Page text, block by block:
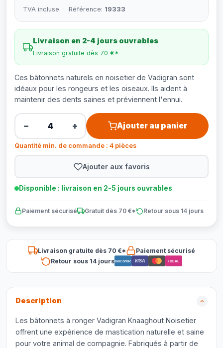
TVA incluse · Référence: 19333
Livraison en 2-4 jours ouvrables
Livraison gratuite dès 70 €*
Ces bâtonnets naturels en noisetier de Vadigran sont
idéaux pour les rongeurs et les oiseaux. Ils aident à
maintenir des dents saines et préviennent l'ennui.
− + Ajouter au panier
Quantité min. de commande : 4 pièces
Ajouter aux favoris
Disponible : livraison en 2-5 jours ouvrables
Paiement sécurisé Gratuit dès 70 €* Retour sous 14 jours
Livraison gratuite dès 70 €*
Paiement sécurisé
Retour sous 14 joursBancontact VISA iDEAL
Description
Les bâtonnets à ronger Vadigran Knaaghout Noisetier
offrent une expérience de mastication naturelle et saine
pour votre animal de compagnie. Fabriqués à partir de